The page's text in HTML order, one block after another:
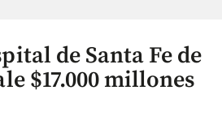
de Santa Fe de
$17.000 millones